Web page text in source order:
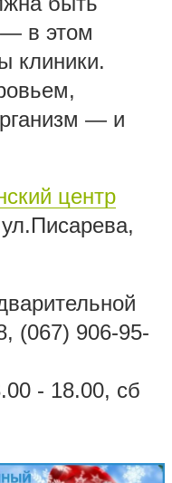
— в этом
клиники.
— и
центр
(067) 906-95-
- 18.00, сб